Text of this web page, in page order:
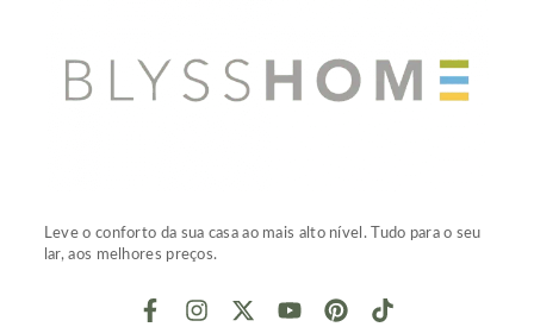
Leve o conforto da sua casa ao mais alto nível. Tudo para o seu
lar, aos melhores preços.